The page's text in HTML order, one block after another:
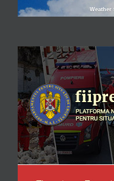
Weather